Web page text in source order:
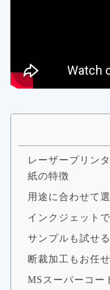
レーザープリン
紙の特徴
用途に合わせて
インクジェット
サンプルも試せる
断裁加工もお任
MSスーパーコー